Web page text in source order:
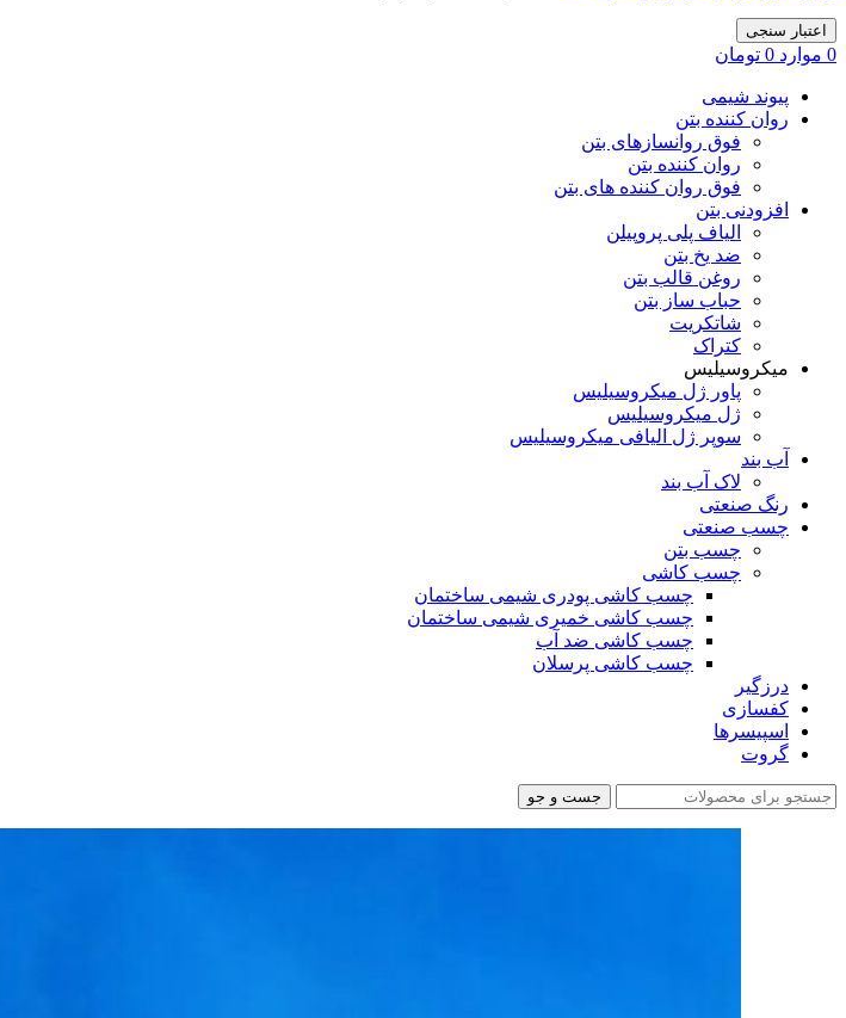
اعتبار سنجی
0 موارد 0 تومان
پیوند شیمی
روان کننده بتن
فوق روانسازهای بتن
روان کننده بتن
فوق روان کننده های بتن
افزودنی بتن
الیاف پلی پروپیلن
ضد یخ بتن
روغن قالب بتن
حباب ساز بتن
شاتکریت
کتراک
میکروسیلیس
پاور ژل میکروسیلیس
ژل میکروسیلیس
سوپر ژل الیافی میکروسیلیس
آب بند
لاک آب بند
رنگ صنعتی
چسب صنعتی
چسب بتن
چسب کاشی
چسب کاشی پودری شیمی ساختمان
چسب کاشی خمیری شیمی ساختمان
چسب کاشی ضد آب
چسب کاشی پرسلان
درزگیر
کفسازی
اسپیسرها
گروت
جست و جو